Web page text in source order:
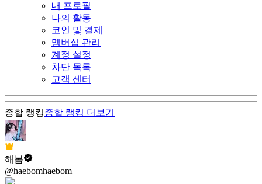
내 프로필
나의 활동
코인 및 결제
멤버십 관리
계정 설정
차단 목록
고객 센터
종합 랭킹종합 랭킹 더보기
해봄
@haebomhaebom